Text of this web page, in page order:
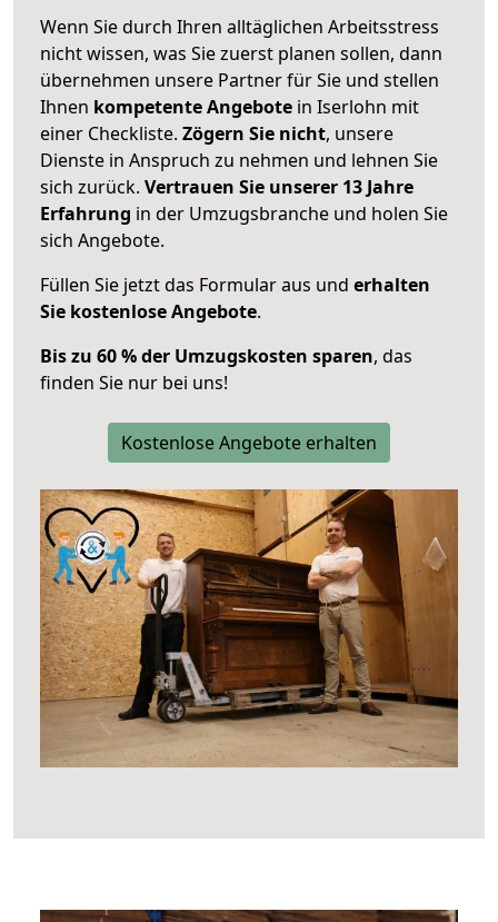
Wenn Sie durch Ihren alltäglichen Arbeitsstress
nicht wissen, was Sie zuerst planen sollen, dann
übernehmen unsere Partner für Sie und stellen
Ihnen kompetente Angebote in Iserlohn mit
einer Checkliste. Zögern Sie nicht, unsere
Dienste in Anspruch zu nehmen und lehnen Sie
sich zurück. Vertrauen Sie unserer 13 Jahre
Erfahrung in der Umzugsbranche und holen Sie
sich Angebote.
Füllen Sie jetzt das Formular aus und erhalten
Sie kostenlose Angebote.
Bis zu 60 % der Umzugskosten sparen, das
finden Sie nur bei uns!
Kostenlose Angebote erhalten